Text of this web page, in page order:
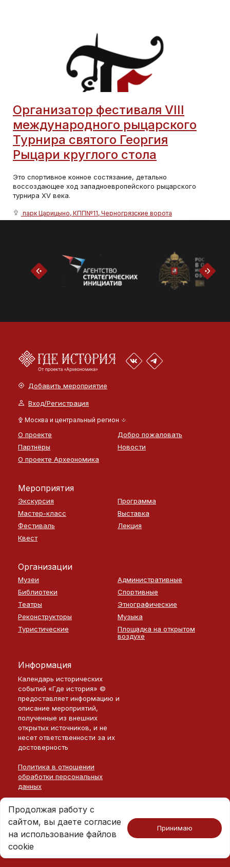
Организатор фестиваля VIII
международного рыцарского
Турнира святого Георгия
Рыцари круглого стола
Это спортивное конное состязание, детально
воссоздающее ход западноевропейского рыцарского
турнира XV века.
парк Царицыно, КПП№11, Черногрязские ворота
Добавить мероприятие
Вход/Регистрация
Москва и центральный регион
О проекте
Добро пожаловать
Партнёры
Новости
О проекте Археономика
Мероприятия
Экскурсия
Программа
Мастер-класс
Выставка
Фестиваль
Лекция
Квест
Организации
Музеи
Административные
Библиотеки
Спортивные
Театры
Этнографические
Реконструкторы
Музыка
Туристические
Площадка на открытом
воздухе
Информация
Календарь исторических
событий «Где история» ©
предоставляет информацию и
описание мероприятий,
полученные из внешних
открытых источников, и не
несет ответственности за их
достоверность
Политика в отношении
обработки персональных
данных
Продолжая работу с
сайтом, вы даете согласие
на использование файлов
cookie
Принимаю
Москва · 2026